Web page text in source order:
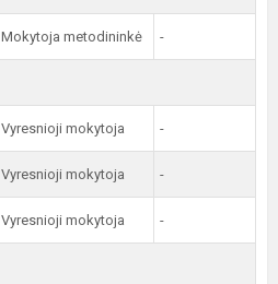
Mokytoja metodininkė -
Vyresnioji mokytoja -
Vyresnioji mokytoja -
Vyresnioji mokytoja -